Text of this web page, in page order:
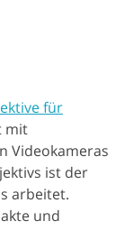
für
mit
Videokameras
ist der
arbeitet.
und